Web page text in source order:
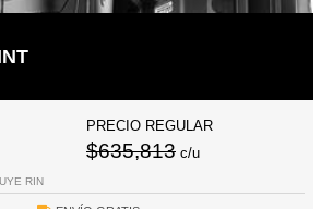
PRECIO REGULAR
$635,813 c/u
RIN